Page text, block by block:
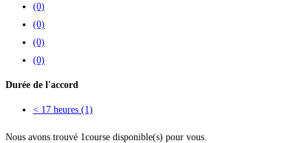
(0)
(0)
(0)
(0)
Durée de l'accord
< 17 heures (1)
Nous avons trouvé 1course disponible(s) pour vous.